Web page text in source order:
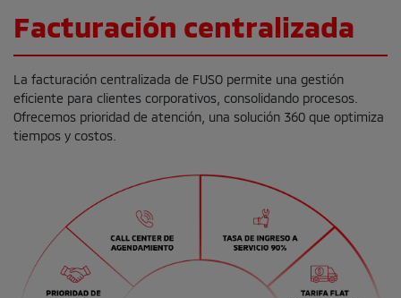
Facturación centralizada
La facturación centralizada de FUSO permite una gestión
eficiente para clientes corporativos, consolidando procesos.
Ofrecemos prioridad de atención, una solución 360 que optimiza
tiempos y costos.